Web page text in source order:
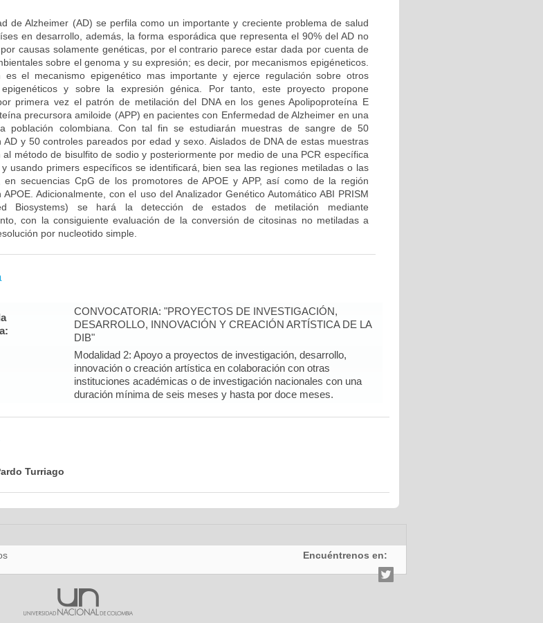
de Alzheimer (AD) se perfila como un importante y creciente problema de salud
en desarrollo, además, la forma esporádica que representa el 90% del AD no
causas solamente genéticas, por el contrario parece estar dada por cuenta de
sobre el genoma y su expresión; es decir, por mecanismos epigéneticos.
es el mecanismo epigenético mas importante y ejerce regulación sobre otros
epigenéticos y sobre la expresión génica. Por tanto, este proyecto propone
primera vez el patrón de metilación del DNA en los genes Apolipoproteína E
precursora amiloide (APP) en pacientes con Enfermedad de Alzheimer en una
población colombiana. Con tal fin se estudiarán muestras de sangre de 50
AD y 50 controles pareados por edad y sexo. Aislados de DNA de estas muestras
al método de bisulfito de sodio y posteriormente por medio de una PCR específica
usando primers específicos se identificará, bien sea las regiones metiladas o las
en secuencias CpG de los promotores de APOE y APP, así como de la región
APOE. Adicionalmente, con el uso del Analizador Genético Automático ABI PRISM
Biosystems) se hará la detección de estados de metilación mediante
con la consiguiente evaluación de la conversión de citosinas no metiladas a
por nucleotido simple.
CONVOCATORIA: "PROYECTOS DE INVESTIGACIÓN,
DESARROLLO, INNOVACIÓN Y CREACIÓN ARTÍSTICA DE LA
DIB"
Modalidad 2: Apoyo a proyectos de investigación, desarrollo,
innovación o creación artística en colaboración con otras
instituciones académicas o de investigación nacionales con una
duración mínima de seis meses y hasta por doce meses.
Turriago
Encuéntrenos en: